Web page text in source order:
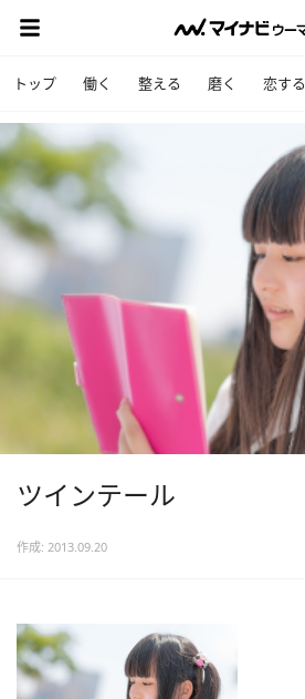
トップ 働く 整える 磨く 恋する
ツインテール
作成: 2013.09.20